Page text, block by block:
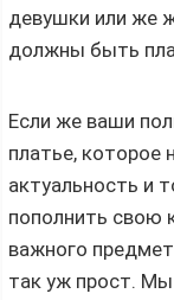
девушки или же
должны быть
Если же ваши
платье, которое
актуальность и
пополнить свою
важного
так уж прост.